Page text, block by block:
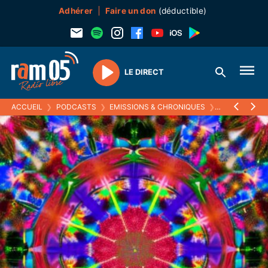
Adhérer Faire un don (déductible)
Play
LE DIRECT
ACCUEIL ❯ PODCASTS ❯ EMISSIONS & CHRONIQUES ❯